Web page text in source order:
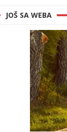
JOŠ SA WEBA